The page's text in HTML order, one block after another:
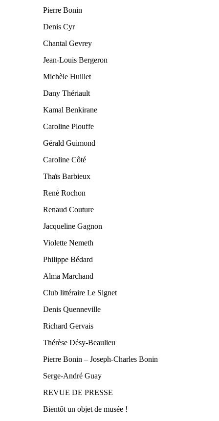
Pierre Bonin
Denis Cyr
Chantal Gevrey
Jean-Louis Bergeron
Michèle Huillet
Dany Thériault
Kamal Benkirane
Caroline Plouffe
Gérald Guimond
Caroline Côté
Thaïs Barbieux
René Rochon
Renaud Couture
Jacqueline Gagnon
Violette Nemeth
Philippe Bédard
Alma Marchand
Club littéraire Le Signet
Denis Quenneville
Richard Gervais
Thérèse Désy-Beaulieu
Pierre Bonin – Joseph-Charles Bonin
Serge-André Guay
REVUE DE PRESSE
Bientôt un objet de musée !